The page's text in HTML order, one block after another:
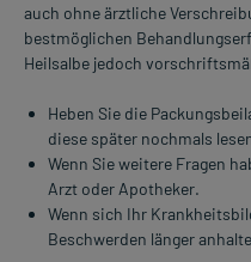
auch ohne ärztliche
bestmöglichen
Heilsalbe jedoch
Heben Sie die
diese später nochmals
Wenn Sie weitere Fragen
Arzt oder Apotheker.
Wenn sich Ihr
Beschwerden länger